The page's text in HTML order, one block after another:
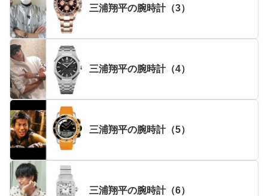
三浦翔平の腕時計（3）
三浦翔平の腕時計（4）
三浦翔平の腕時計（5）
三浦翔平の腕時計（6）